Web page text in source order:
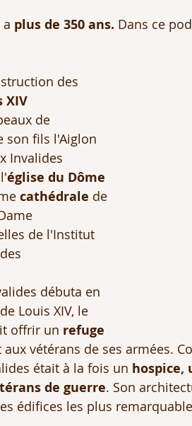
plus de 350 ans. Dans ce
des
XIV
de
son fils l'Aiglon
Invalides
église du Dôme
cathédrale de
de l'Institut
débuta en
Louis XIV, le
offrir un refuge
aux vétérans de ses armées.
était à la fois un
de guerre. Son
édifices les plus